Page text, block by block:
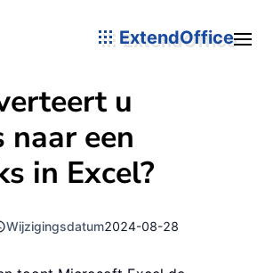
ExtendOffice
u
een
in Excel?
Wijzigingsdatum2024-08-28